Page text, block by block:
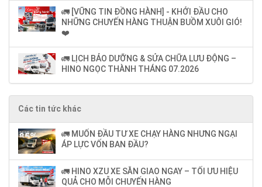
🚛 [VỮNG TIN ĐỒNG HÀNH] - KHỞI ĐẦU CHO
NHỮNG CHUYẾN HÀNG THUẬN BUỒM XUÔI GIÓ!
❤️
🚛 LỊCH BẢO DƯỠNG & SỬA CHỮA LƯU ĐỘNG –
HINO NGỌC THÀNH THÁNG 07.2026
Các tin tức khác
🚛 MUỐN ĐẦU TƯ XE CHẠY HÀNG NHƯNG NGẠI
ÁP LỰC VỐN BAN ĐẦU?
🚛 HINO XZU XE SẴN GIAO NGAY – TỐI ƯU HIỆU
QUẢ CHO MỖI CHUYẾN HÀNG